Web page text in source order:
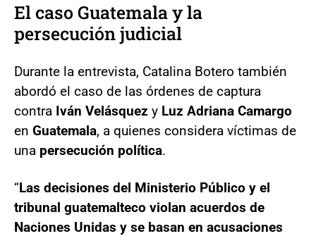
El caso Guatemala y la
persecución judicial
Durante la entrevista, Catalina Botero también
abordó el caso de las órdenes de captura
contra Iván Velásquez y Luz Adriana Camargo
en Guatemala, a quienes considera víctimas de
una persecución política.
“Las decisiones del Ministerio Público y el
tribunal guatemalteco violan acuerdos de
Naciones Unidas y se basan en acusaciones